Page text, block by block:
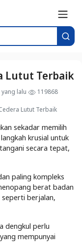
Lutut Terbaik
lalu 119868
Lutut Terbaik
sekadar memilih
krusial untuk
secara tepat,
paling kompleks
berat badan
berjalan,
dengkul perlu
mempunyai